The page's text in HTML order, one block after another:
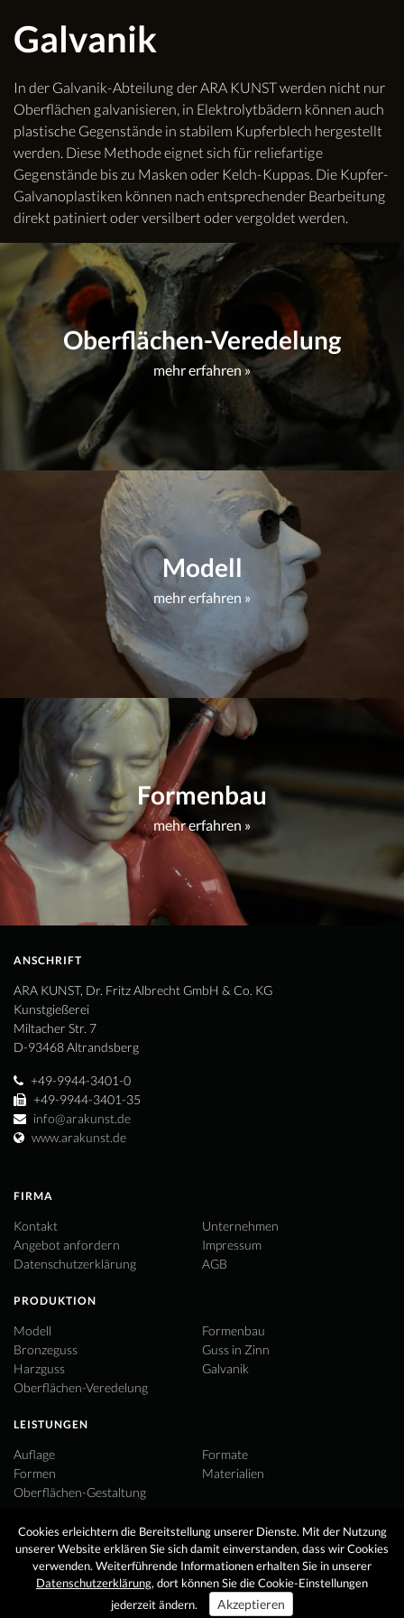
Galvanik
In der Galvanik-Abteilung der ARA KUNST werden nicht nur
Oberflächen galvanisieren, in Elektrolytbädern können auch
plastische Gegenstände in stabilem Kupferblech hergestellt
werden. Diese Methode eignet sich für reliefartige
Gegenstände bis zu Masken oder Kelch-Kuppas. Die Kupfer-
Galvanoplastiken können nach entsprechender Bearbeitung
direkt patiniert oder versilbert oder vergoldet werden.
Oberflächen-Veredelung
mehr erfahren »
Modell
mehr erfahren »
Formenbau
mehr erfahren »
ANSCHRIFT
ARA KUNST, Dr. Fritz Albrecht GmbH & Co. KG
Kunstgießerei
Miltacher Str. 7
D-93468 Altrandsberg
+49-9944-3401-0
+49-9944-3401-35
info@arakunst.de
www.arakunst.de
FIRMA
Kontakt
Unternehmen
Angebot anfordern
Impressum
Datenschutzerklärung
AGB
PRODUKTION
Modell
Formenbau
Bronzeguss
Guss in Zinn
Harzguss
Galvanik
Oberflächen-Veredelung
LEISTUNGEN
Auflage
Formate
Formen
Materialien
Oberflächen-Gestaltung
LINKS
Newsletter
Facebook
saras-galerie.de
© 2026 ARA KUNST Bildgießerei in Altrandsberg
Cookies erleichtern die Bereitstellung unserer Dienste. Mit der Nutzung
unserer Website erklären Sie sich damit einverstanden, dass wir Cookies
verwenden. Weiterführende Informationen erhalten Sie in unserer
Datenschutzerklärung, dort können Sie die Cookie-Einstellungen
jederzeit ändern.
Akzeptieren